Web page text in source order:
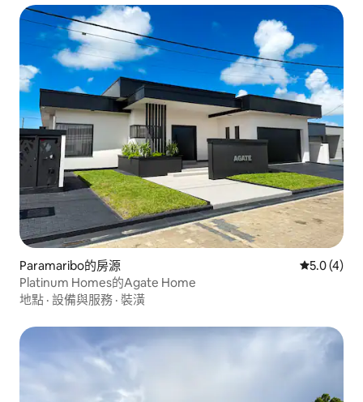
Paramaribo的房源 從 4 則評
5.0 (4)
Platinum Homes的Agate Home
地點 · 設備與服務 · 裝潢